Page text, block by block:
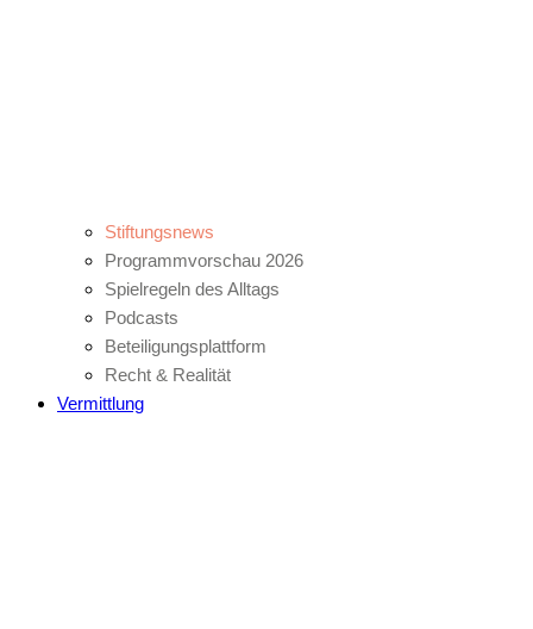
Stiftungsnews
Programmvorschau 2026
Spielregeln des Alltags
Podcasts
Beteiligungsplattform
Recht & Realität
Vermittlung